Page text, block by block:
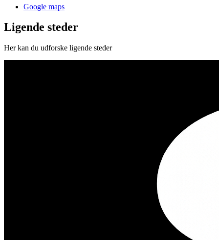
Google maps
Ligende steder
Her kan du udforske ligende steder